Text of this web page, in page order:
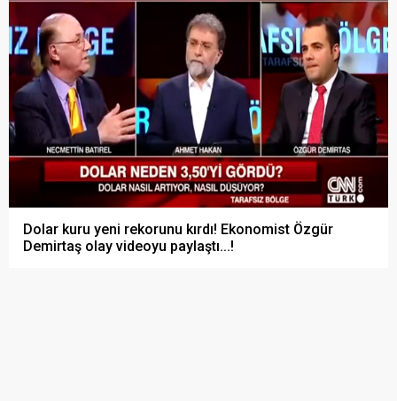
Dolar kuru yeni rekorunu kırdı! Ekonomist Özgür
Demirtaş olay videoyu paylaştı...!